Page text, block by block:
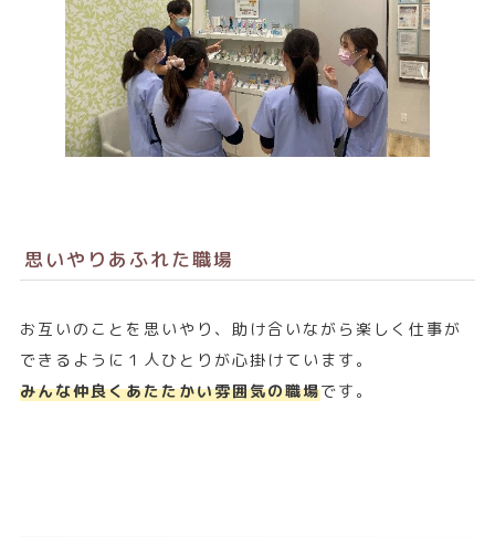
思いやりあふれた職場
お互いのことを思いやり、助け合いながら楽しく仕事が
できるように１人ひとりが心掛けています。
みんな仲良くあたたかい雰囲気の職場です。